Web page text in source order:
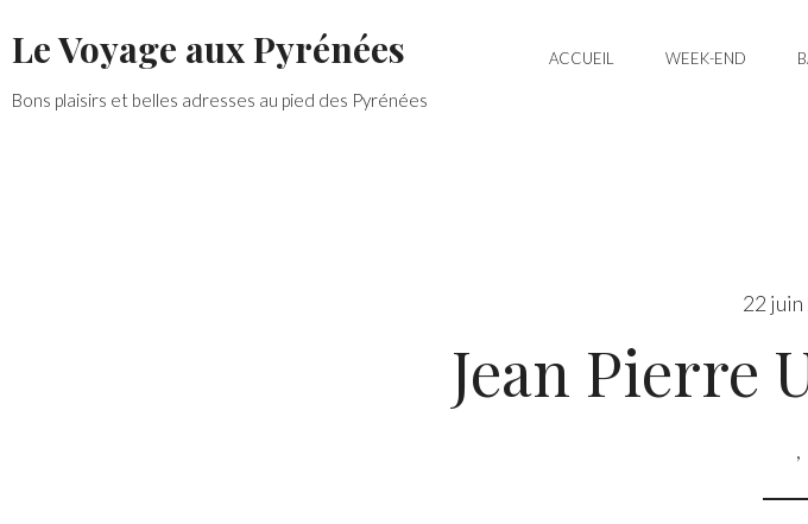
to
content
ACCUEIL WEEK-END
Le Voyage aux Pyrénées
Bons plaisirs et belles adresses au pied des Pyrénées
22
Jean Pierre
,